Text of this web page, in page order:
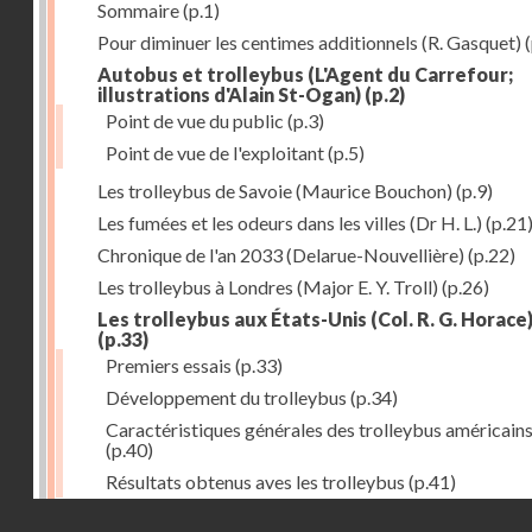
Sommaire(p.1)
Pour diminuer les centimes additionnels (R. Gasquet)
Autobus et trolleybus (L'Agent du Carrefour;
illustrations d'Alain St-Ogan) (p.2)
Point de vue du public (p.3)
Point de vue de l'exploitant(p.5)
Les trolleybus de Savoie (Maurice Bouchon) (p.9)
Les fumées et les odeurs dans les villes (Dr H. L.) (p.21)
Chronique de l'an 2033 (Delarue-Nouvellière) (p.22)
Les trolleybus à Londres (Major E. Y. Troll) (p.26)
Les trolleybus aux États-Unis (Col. R. G. Horace)
(p.33)
Premiers essais (p.33)
Développement du trolleybus (p.34)
Caractéristiques générales des trolleybus américains
(p.40)
Résultats obtenus aves les trolleybus (p.41)